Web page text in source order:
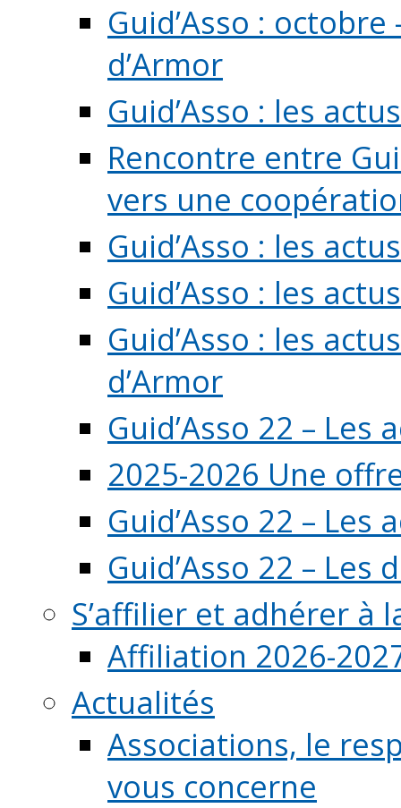
Guid’Asso :
d’Armor
Guid’Asso : les
Rencontre entre
vers une
Guid’Asso : les
Guid’Asso : les
Guid’Asso : les
d’Armor
Guid’Asso 22 – Les
2025-2026 Une
Guid’Asso 22 –
Guid’Asso 22 – Les
S’affilier et adhérer à
Affiliation 2026-
Actualités
Associations, le
vous concerne